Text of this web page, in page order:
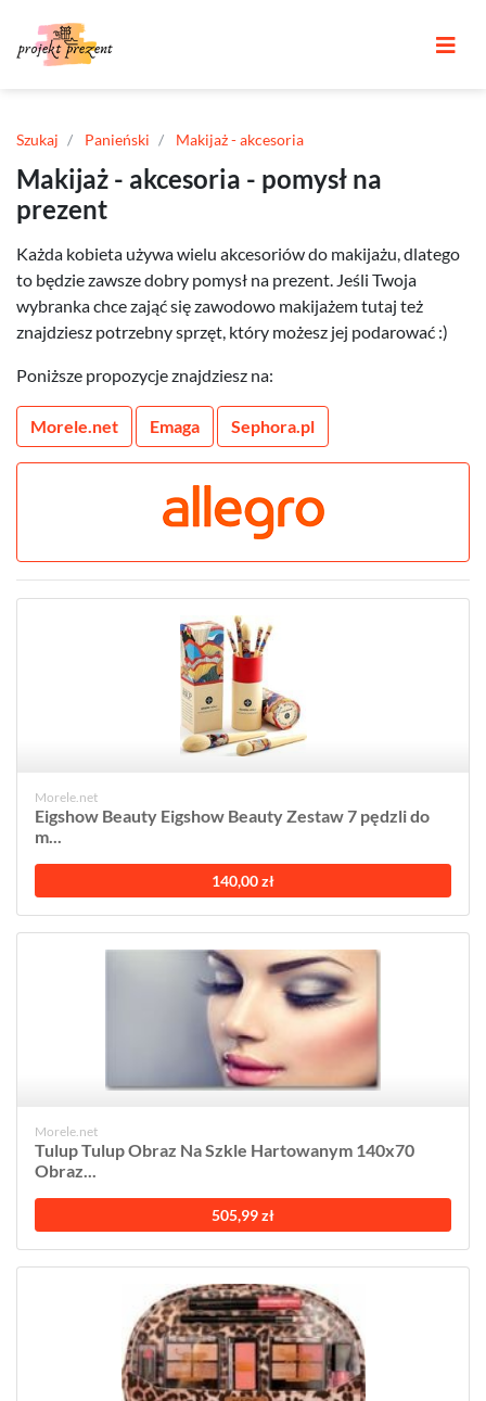
Szukaj Panieński Makijaż - akcesoria
Makijaż - akcesoria - pomysł na
prezent
Każda kobieta używa wielu akcesoriów do makijażu, dlatego
to będzie zawsze dobry pomysł na prezent. Jeśli Twoja
wybranka chce zająć się zawodowo makijażem tutaj też
znajdziesz potrzebny sprzęt, który możesz jej podarować :)
Poniższe propozycje znajdziesz na:
Morele.net Emaga Sephora.pl
Morele.net
Eigshow Beauty Eigshow Beauty Zestaw 7 pędzli do
m...
140,00 zł
Morele.net
Tulup Tulup Obraz Na Szkle Hartowanym 140x70
Obraz...
505,99 zł